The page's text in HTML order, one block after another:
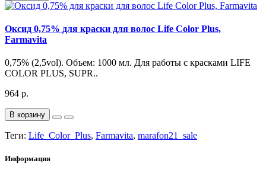
Оксид 0,75% для краски для волос Life Color Plus,
Farmavita
0,75% (2,5vol). Объем: 1000 мл. Для работы с красками LIFE
COLOR PLUS, SUPR..
964 р.
В корзину
Теги: Life_Color_Plus, Farmavita, marafon21_sale
Информация